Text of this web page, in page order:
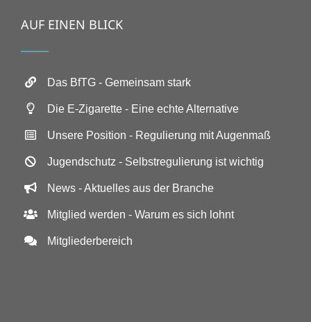
AUF EINEN BLICK
Das BfTG - Gemeinsam stark
Die E-Zigarette - Eine echte Alternative
Unsere Position - Regulierung mit Augenmaß
Jugendschutz - Selbstregulierung ist wichtig
News - Aktuelles aus der Branche
Mitglied werden - Warum es sich lohnt
Mitgliederbereich